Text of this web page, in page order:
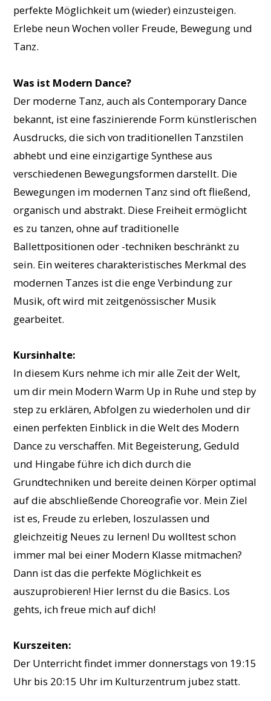
perfekte Möglichkeit um (wieder) einzusteigen.
Erlebe neun Wochen voller Freude, Bewegung und
Tanz.
Was ist Modern Dance?
Der moderne Tanz, auch als Contemporary Dance
bekannt, ist eine faszinierende Form künstlerischen
Ausdrucks, die sich von traditionellen Tanzstilen
abhebt und eine einzigartige Synthese aus
verschiedenen Bewegungsformen darstellt. Die
Bewegungen im modernen Tanz sind oft fließend,
organisch und abstrakt. Diese Freiheit ermöglicht
es zu tanzen, ohne auf traditionelle
Ballettpositionen oder -techniken beschränkt zu
sein. Ein weiteres charakteristisches Merkmal des
modernen Tanzes ist die enge Verbindung zur
Musik, oft wird mit zeitgenössischer Musik
gearbeitet.
Kursinhalte:
In diesem Kurs nehme ich mir alle Zeit der Welt,
um dir mein Modern Warm Up in Ruhe und step by
step zu erklären, Abfolgen zu wiederholen und dir
einen perfekten Einblick in die Welt des Modern
Dance zu verschaffen. Mit Begeisterung, Geduld
und Hingabe führe ich dich durch die
Grundtechniken und bereite deinen Körper optimal
auf die abschließende Choreografie vor. Mein Ziel
ist es, Freude zu erleben, loszulassen und
gleichzeitig Neues zu lernen! Du wolltest schon
immer mal bei einer Modern Klasse mitmachen?
Dann ist das die perfekte Möglichkeit es
auszuprobieren! Hier lernst du die Basics. Los
gehts, ich freue mich auf dich!
Kurszeiten:
Der Unterricht findet immer donnerstags von 19:15
Uhr bis 20:15 Uhr im Kulturzentrum jubez statt.